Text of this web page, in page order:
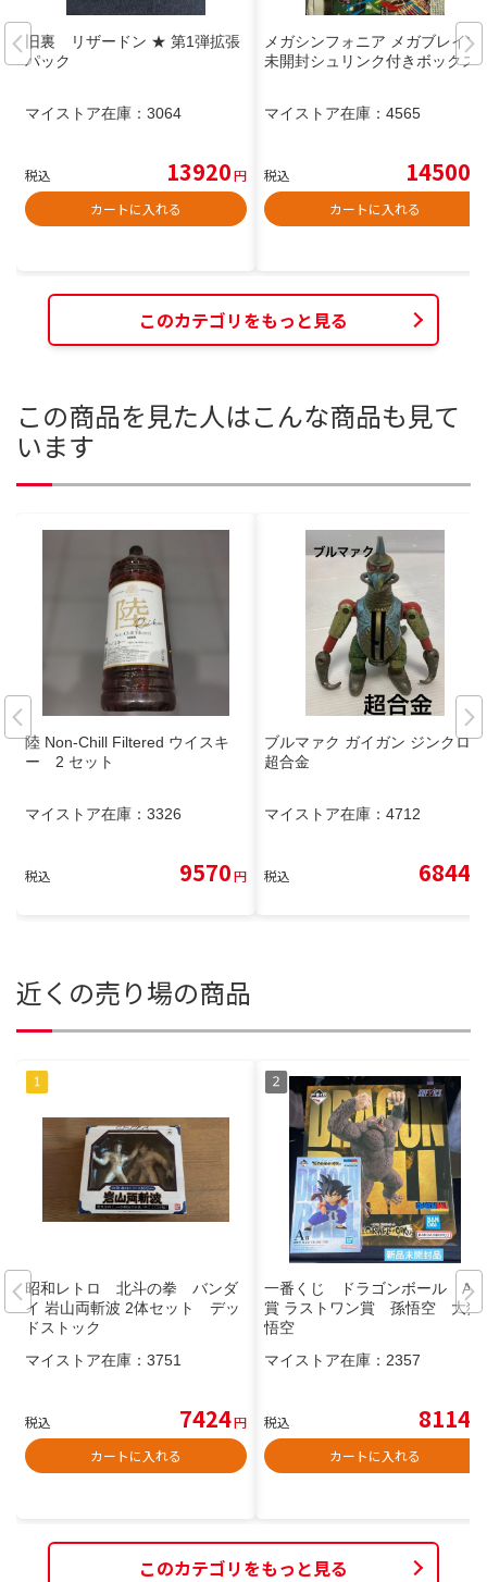
旧裏 リザードン ★ 第1弾拡張
パック
マイストア在庫： 3064
税込 13920円
カートに入れる
メガシンフォニア メガブレイブ
未開封シュリンク付きボックス
マイストア在庫： 4565
税込 14500
カートに入れる
このカテゴリをもっと見る
この商品を見た人はこんな商品も見て
います
陸 Non-Chill Filtered ウイスキ
ー 2 セット
マイストア在庫： 3326
税込 9570円
ブルマァク ガイガン ジンクロン
超合金
マイストア在庫： 4712
税込 6844
近くの売り場の商品
昭和レトロ 北斗の拳 バンダ
イ 岩山両斬波 2体セット デッ
ドストック
マイストア在庫： 3751
税込 7424円
カートに入れる
一番くじ ドラゴンボール A
賞 ラストワン賞 孫悟空 大猿
悟空
マイストア在庫： 2357
税込 8114
カートに入れる
このカテゴリをもっと見る